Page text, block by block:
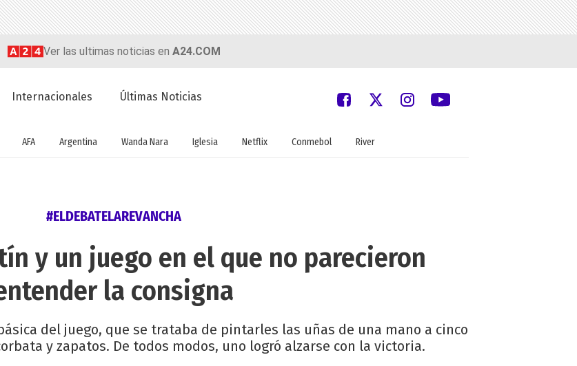
Ver las ultimas noticias en A24.COM
Internacionales Últimas Noticias
AFA Argentina Wanda Nara Iglesia Netflix Conmebol River
#ELDEBATELAREVANCHA
y un juego en el que no parecieron
la consigna
del juego, que se trataba de pintarles las uñas de una mano a cinco
y zapatos. De todos modos, uno logró alzarse con la victoria.